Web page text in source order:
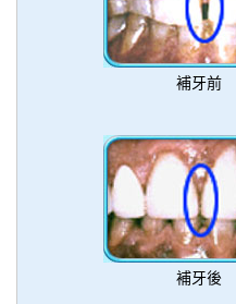
補牙前
補牙後